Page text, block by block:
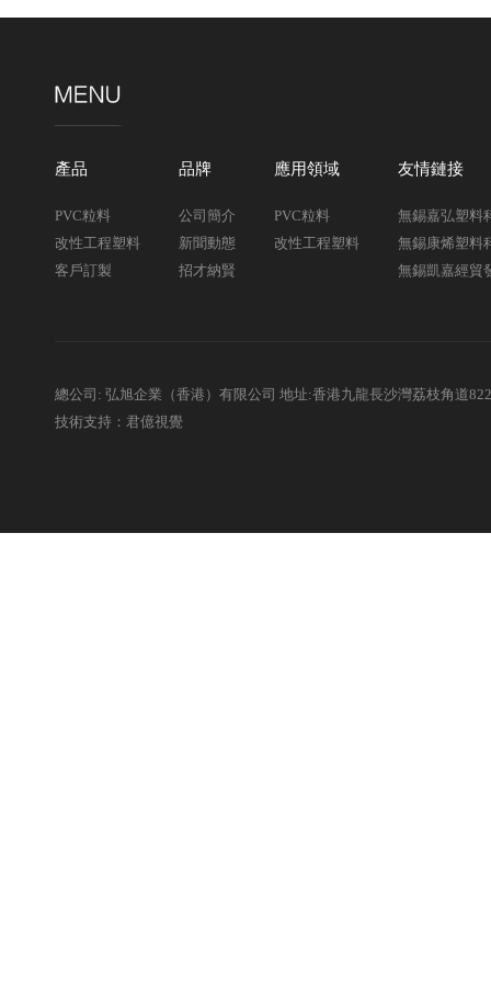
產品
PVC粒料
改性工程塑料
客戶訂製
品牌
公司簡介
新聞動態
招才納賢
應用領域
PVC粒料
改性工程塑料
友情鏈接
無錫嘉弘塑料
無錫康烯塑料
無錫凱嘉經貿
總公司: 弘旭企業（香港）有限公司 地址:香港九龍長沙灣荔枝角道
技術支持：君億視覺